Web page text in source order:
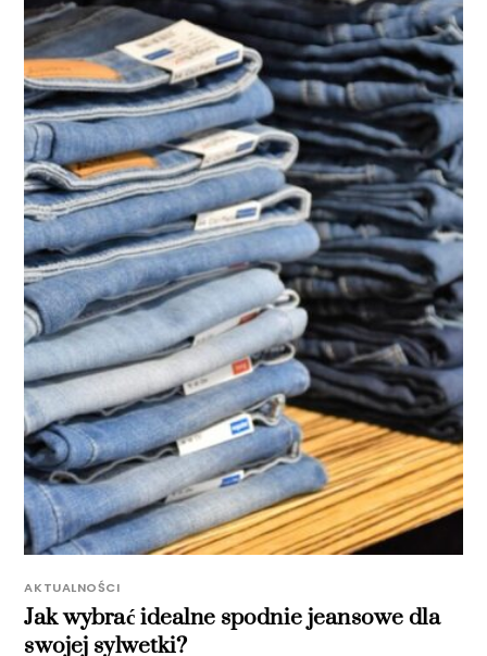
AKTUALNOŚCI
Jak wybrać idealne spodnie jeansowe dla
swojej sylwetki?